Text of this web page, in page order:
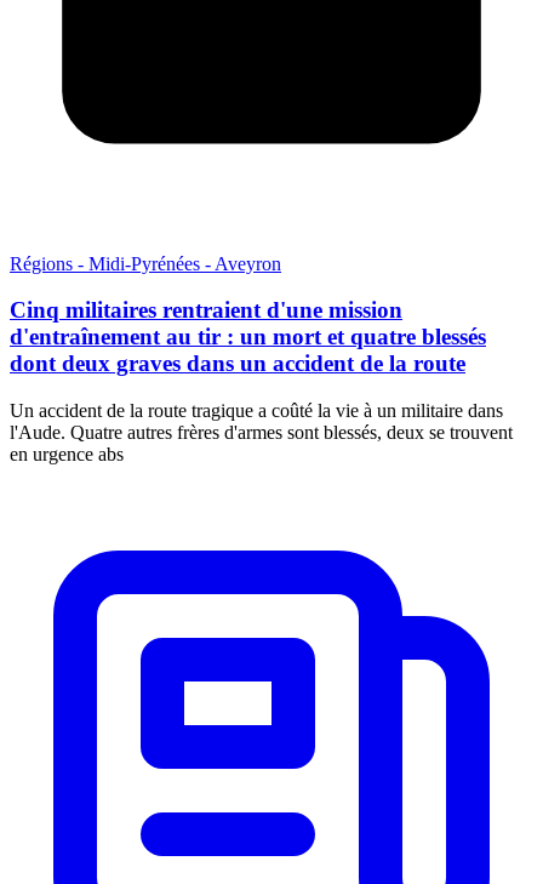
Régions - Midi-Pyrénées - Aveyron
Cinq militaires rentraient d'une mission
d'entraînement au tir : un mort et quatre blessés
dont deux graves dans un accident de la route
Un accident de la route tragique a coûté la vie à un militaire dans
l'Aude. Quatre autres frères d'armes sont blessés, deux se trouvent
en urgence abs